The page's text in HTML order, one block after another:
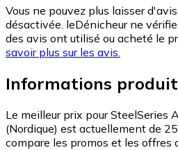
Vous ne pouvez plus laisser
désactivée. leDénicheur ne
des avis ont utilisé ou acheté le
savoir plus sur les avis.
Informations produit
Le meilleur prix pour SteelSeries
(Nordique) est actuellement de
compare les promos et les offres